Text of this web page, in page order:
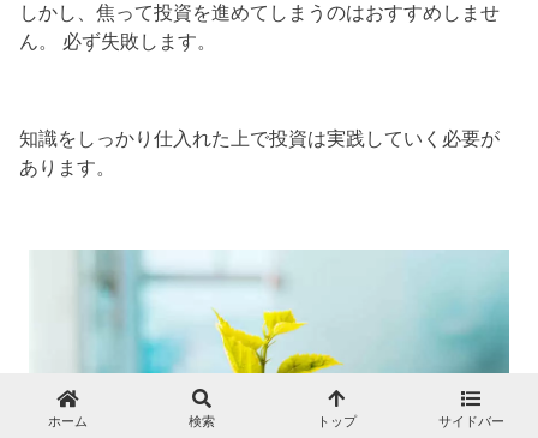
しかし、焦って投資を進めてしまうのはおすすめしませ
ん。 必ず失敗します。
知識をしっかり仕入れた上で投資は実践していく必要が
あります。
ホーム 検索 トップ サイドバー